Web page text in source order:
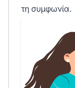
τη συμφωνία.